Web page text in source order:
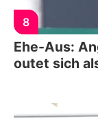
8
Ehe-Aus:
outet sich